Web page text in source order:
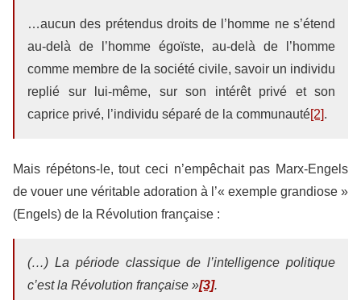
…aucun des prétendus droits de l’homme ne s’étend
au-delà de l’homme égoïste, au-delà de l’homme
comme membre de la société civile, savoir un individu
replié sur lui-même, sur son intérêt privé et son
caprice privé, l’individu séparé de la communauté[2].
Mais répétons-le, tout ceci n’empêchait pas Marx-Engels
de vouer une véritable adoration à l’« exemple grandiose »
(Engels) de la Révolution française :
(…) La période classique de l’intelligence politique
c’est la Révolution française »[3].